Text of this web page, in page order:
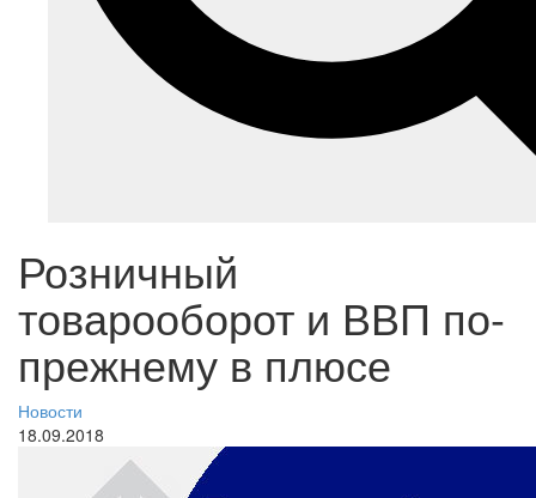
Розничный
товарооборот и ВВП по-
прежнему в плюсе
Новости
18.09.2018